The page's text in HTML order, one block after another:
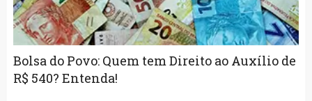
Bolsa do Povo: Quem tem Direito ao Auxílio de
R$ 540? Entenda!